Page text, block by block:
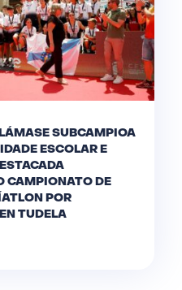
SUBCAMPIOA
ESCOLAR E
CAMPIONATO DE
POR
TUDELA